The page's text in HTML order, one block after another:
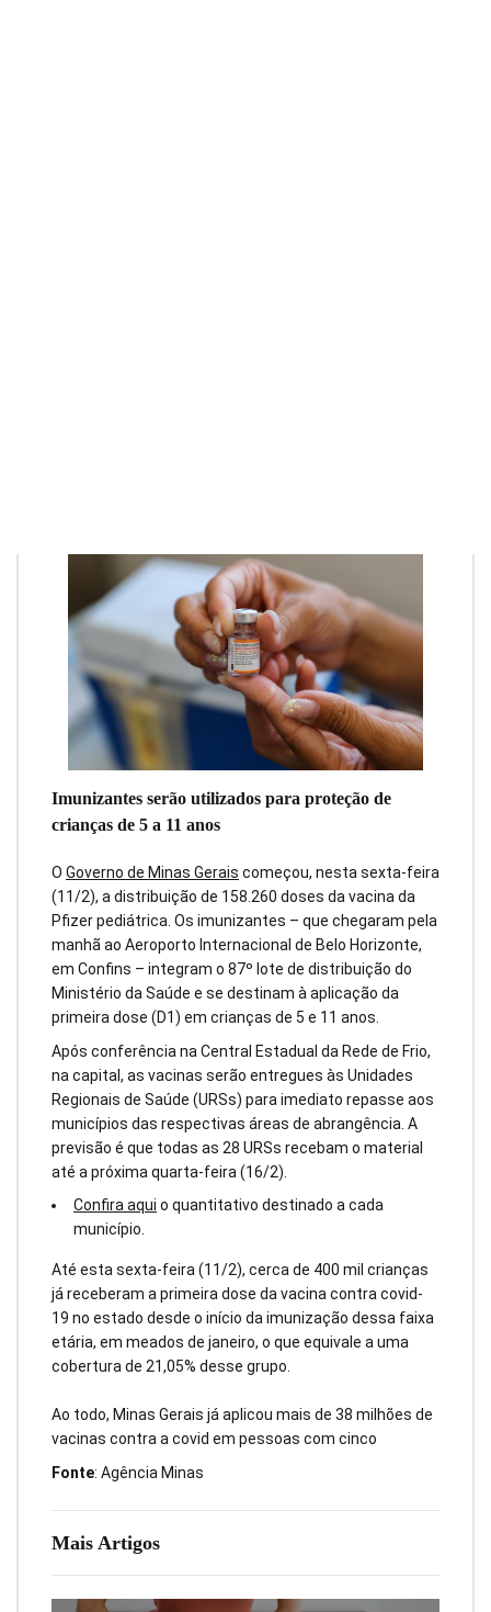
Mais Artigos
Imunizantes serão utilizados para proteção de
crianças de 5 a 11 anos
O Governo de Minas Gerais começou, nesta sexta-feira
(11/2), a distribuição de 158.260 doses da vacina da
Pfizer pediátrica. Os imunizantes – que chegaram pela
manhã ao Aeroporto Internacional de Belo Horizonte,
em Confins – integram o 87º lote de distribuição do
Ministério da Saúde e se destinam à aplicação da
primeira dose (D1) em crianças de 5 e 11 anos.
Após conferência na Central Estadual da Rede de Frio,
na capital, as vacinas serão entregues às Unidades
Regionais de Saúde (URSs) para imediato repasse aos
municípios das respectivas áreas de abrangência. A
previsão é que todas as 28 URSs recebam o material
até a próxima quarta-feira (16/2).
Confira aqui o quantitativo destinado a cada
município.
Até esta sexta-feira (11/2), cerca de 400 mil crianças
já receberam a primeira dose da vacina contra covid-
19 no estado desde o início da imunização dessa faixa
etária, em meados de janeiro, o que equivale a uma
cobertura de 21,05% desse grupo.
Ao todo, Minas Gerais já aplicou mais de 38 milhões de
vacinas contra a covid em pessoas com cinco
Fonte: Agência Minas